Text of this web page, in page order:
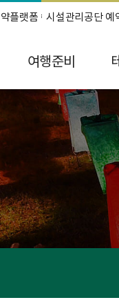
플랫폼 시설관리공단 예
여행준비